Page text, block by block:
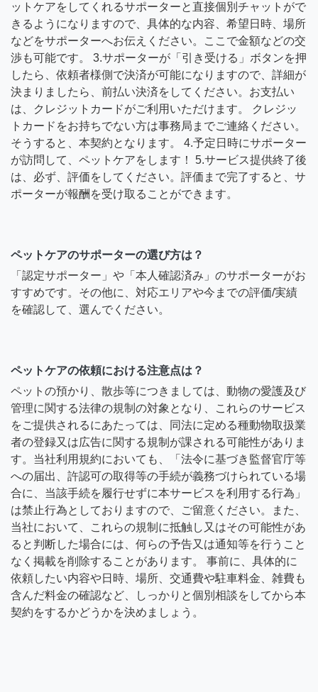
ットケアをしてくれるサポーターと直接個別チャットがで
きるようになりますので、具体的な内容、希望日時、場所
などをサポーターへお伝えください。ここで金額などの交
渉も可能です。 3.サポーターが「引き受ける」ボタンを押
したら、依頼者様側で決済が可能になりますので、詳細が
決まりましたら、前払い決済をしてください。お支払い
は、クレジットカードがご利用いただけます。 クレジッ
トカードをお持ちでない方は事務局までご連絡ください。
そうすると、本契約となります。 4.予定日時にサポーター
が訪問して、ペットケアをします！ 5.サービス提供終了後
は、必ず、評価をしてください。評価まで完了すると、サ
ポーターが報酬を受け取ることができます。
ペットケアのサポーターの選び方は？
「認定サポーター」や「本人確認済み」のサポーターがお
すすめです。その他に、対応エリアや今までの評価/実績
を確認して、選んでください。
ペットケアの依頼における注意点は？
ペットの預かり、散歩等につきましては、動物の愛護及び
管理に関する法律の規制の対象となり、これらのサービス
をご提供されるにあたっては、同法に定める種動物取扱業
者の登録又は広告に関する規制が課される可能性がありま
す。当社利用規約においても、「法令に基づき監督官庁等
への届出、許認可の取得等の手続が義務づけられている場
合に、当該手続を履行せずに本サービスを利用する行為」
は禁止行為としておりますので、ご留意ください。また、
当社において、これらの規制に抵触し又はその可能性があ
ると判断した場合には、何らの予告又は通知等を行うこと
なく掲載を削除することがあります。 事前に、具体的に
依頼したい内容や日時、場所、交通費や駐車料金、雑費も
含んだ料金の確認など、しっかりと個別相談をしてから本
契約をするかどうかを決めましょう。